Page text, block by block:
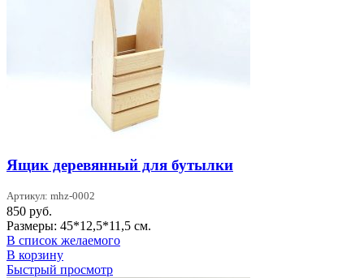
Ящик деревянный для бутылки
Артикул: mhz-0002
850 руб.
Размеры: 45*12,5*11,5 см.
В список желаемого
В корзину
Быстрый просмотр